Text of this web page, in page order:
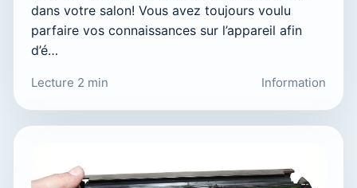
dans votre salon! Vous avez toujours voulu
parfaire vos connaissances sur l’appareil afin
d’é…
Lecture 2 min Information